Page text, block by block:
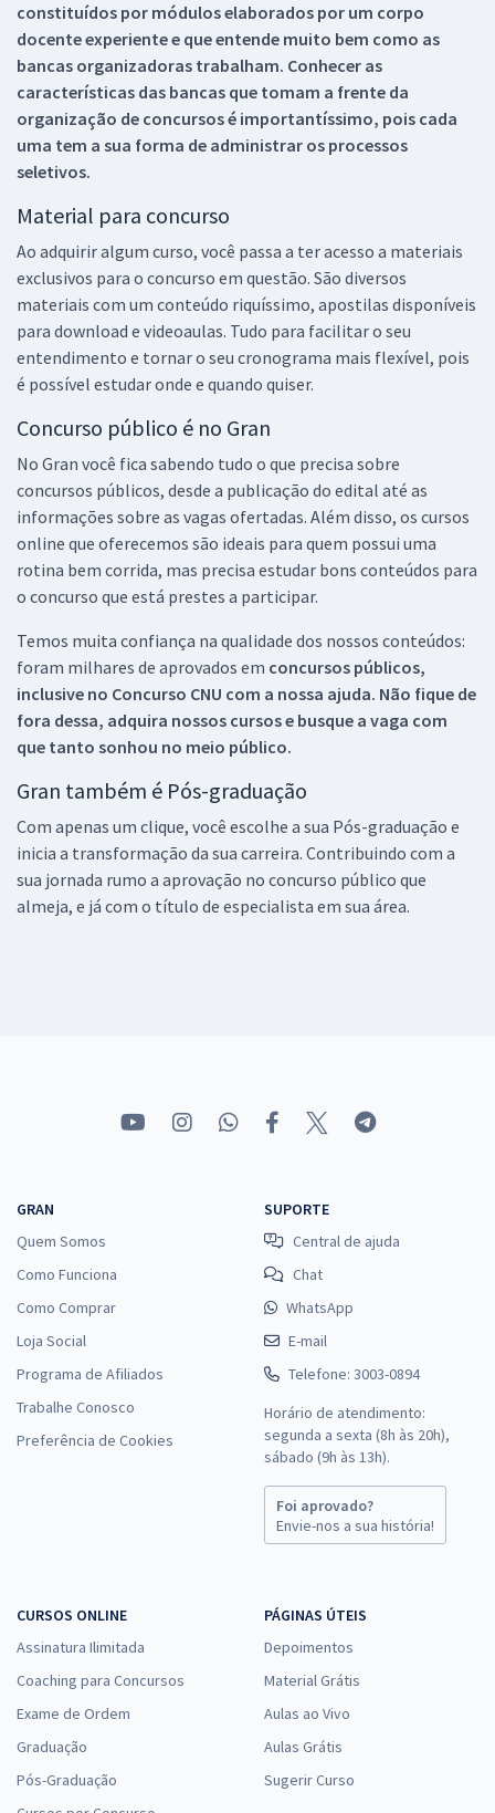
constituídos por módulos elaborados por um corpo
docente experiente e que entende muito bem como as
bancas organizadoras trabalham. Conhecer as
características das bancas que tomam a frente da
organização de concursos é importantíssimo, pois cada
uma tem a sua forma de administrar os processos
seletivos.
Material para concurso
Ao adquirir algum curso, você passa a ter acesso a materiais
exclusivos para o concurso em questão. São diversos
materiais com um conteúdo riquíssimo, apostilas disponíveis
para download e videoaulas. Tudo para facilitar o seu
entendimento e tornar o seu cronograma mais flexível, pois
é possível estudar onde e quando quiser.
Concurso público é no Gran
No Gran você fica sabendo tudo o que precisa sobre
concursos públicos, desde a publicação do edital até as
informações sobre as vagas ofertadas. Além disso, os cursos
online que oferecemos são ideais para quem possui uma
rotina bem corrida, mas precisa estudar bons conteúdos para
o concurso que está prestes a participar.
Temos muita confiança na qualidade dos nossos conteúdos:
foram milhares de aprovados em concursos públicos,
inclusive no Concurso CNU com a nossa ajuda. Não fique de
fora dessa, adquira nossos cursos e busque a vaga com
que tanto sonhou no meio público.
Gran também é Pós-graduação
Com apenas um clique, você escolhe a sua Pós-graduação e
inicia a transformação da sua carreira. Contribuindo com a
sua jornada rumo a aprovação no concurso público que
almeja, e já com o título de especialista em sua área.
GRAN
Quem Somos
Como Funciona
Como Comprar
Loja Social
Programa de Afiliados
Trabalhe Conosco
Preferência de Cookies
SUPORTE
Central de ajuda
Chat
WhatsApp
E-mail
Telefone: 3003-0894
Horário de atendimento:
segunda a sexta (8h às 20h),
sábado (9h às 13h).
Foi aprovado?
Envie-nos a sua história!
CURSOS ONLINE
Assinatura Ilimitada
Coaching para Concursos
Exame de Ordem
Graduação
Pós-Graduação
PÁGINAS ÚTEIS
Depoimentos
Material Grátis
Aulas ao Vivo
Aulas Grátis
Sugerir Curso